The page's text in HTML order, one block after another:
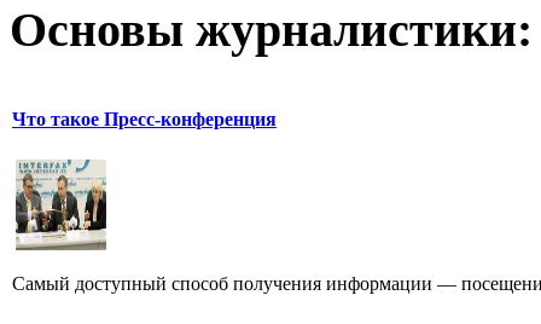
Основы журналистики:
Что такое Пресс-конференция
Самый доступный способ получения информации —